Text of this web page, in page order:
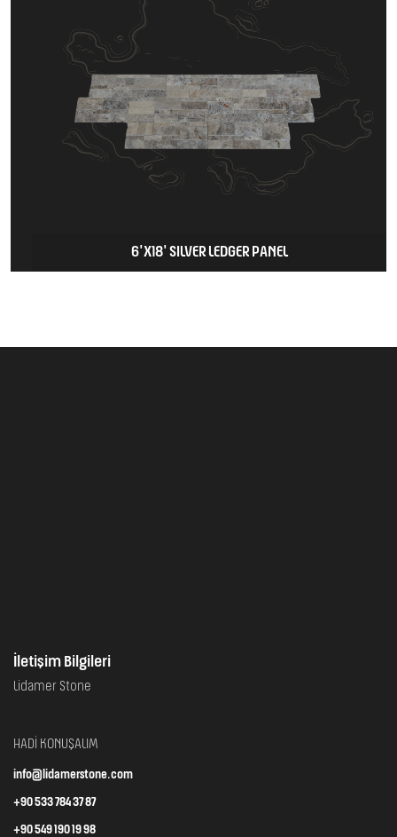
6'X18' SILVER LEDGER PANEL
İletişim Bilgileri
Lidamer Stone
HADİ KONUŞALIM
info@lidamerstone.com
+90 533 784 37 87
+90 549 190 19 98